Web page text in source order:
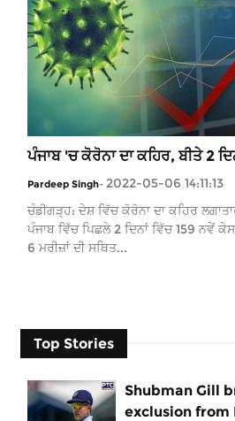
ਪੰਜਾਬ 'ਚ ਕੋਰੋਨਾ ਦਾ ਕਹਿਰ, ਬੀਤੇ 2
Pardeep Singh- 2022-05-06 14:11:13
ਚੰਡੀਗੜ੍ਹ: ਦੇਸ਼ ਵਿੱਚ ਕੋਰੋਨਾ ਦਾ ਕਹਿਰ
ਪੰਜਾਬ ਵਿੱਚ ਪਿਛਲੇ 2 ਦਿਨਾਂ ਵਿੱਚ 159 ਨਵੇਂ
6 ਮਰੀਜ਼ਾਂ ਦੀ ਸਥਿਤ...
Top Stories
Shubman Gill
exclusion from